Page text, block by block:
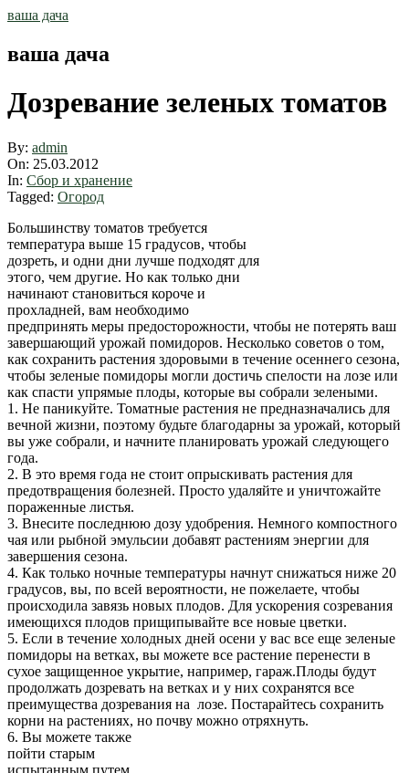
Skip
ваша дача
ваша дача
Дозревание зеленых томатов
By: admin
On: 25.03.2012
In: Сбор и хранение
Tagged: Огород
Большинству томатов требуется
температура выше 15 градусов, чтобы
дозреть, и одни дни лучше подходят для
этого, чем другие. Но как только дни
начинают становиться короче и
прохладней, вам необходимо
предпринять меры предосторожности, чтобы не потерять ваш
завершающий урожай помидоров. Несколько советов о том,
как сохранить растения здоровыми в течение осеннего сезона,
чтобы зеленые помидоры могли достичь спелости на лозе или
как спасти упрямые плоды, которые вы собрали зелеными.
1. Не паникуйте. Томатные растения не предназначались для
вечной жизни, поэтому будьте благодарны за урожай, который
вы уже собрали, и начните планировать урожай следующего
года.
2. В это время года не стоит опрыскивать растения для
предотвращения болезней. Просто удаляйте и уничтожайте
пораженные листья.
3. Внесите последнюю дозу удобрения. Немного компостного
чая или рыбной эмульсии добавят растениям энергии для
завершения сезона.
4. Как только ночные температуры начнут снижаться ниже 20
градусов, вы, по всей вероятности, не пожелаете, чтобы
происходила завязь новых плодов. Для ускорения созревания
имеющихся плодов прищипывайте все новые цветки.
5. Если в течение холодных дней осени у вас все еще зеленые
помидоры на ветках, вы можете все растение перенести в
сухое защищенное укрытие, например, гараж.Плоды будут
продолжать дозревать на ветках и у них сохранятся все
преимущества дозревания на лозе. Постарайтесь сохранить
корни на растениях, но почву можно отряхнуть.
6. Вы можете также
пойти старым
испытанным путем